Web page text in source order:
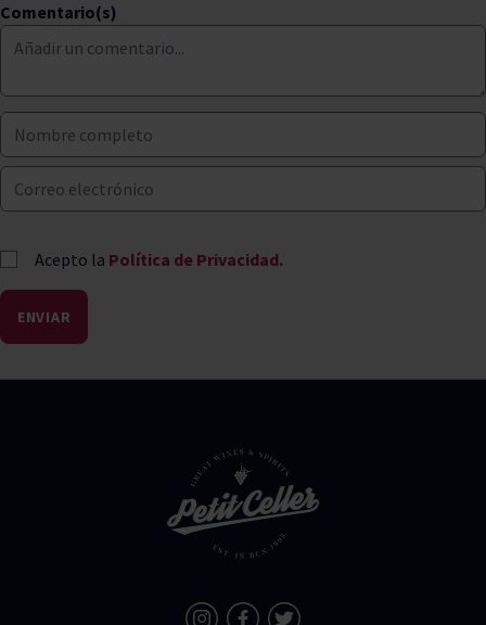
Comentario(s)
Acepto la Política de Privacidad.
ENVIAR